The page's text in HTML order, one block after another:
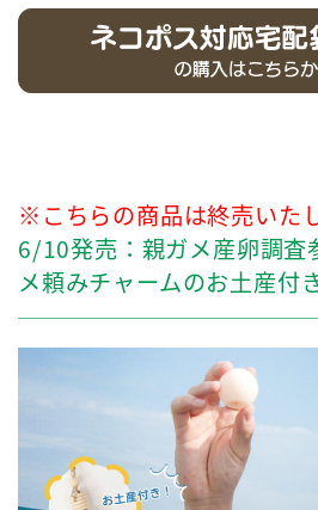
※こちらの商品は終売いた
6/10発売：親ガメ産卵調査
メ頼みチャームのお土産付